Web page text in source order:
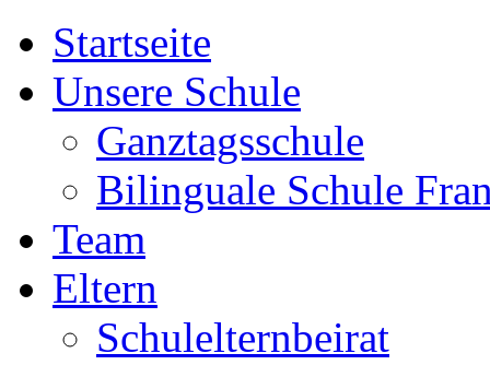
Startseite
Unsere Schule
Ganztagsschule
Bilinguale Schule
Team
Eltern
Schulelternbeirat